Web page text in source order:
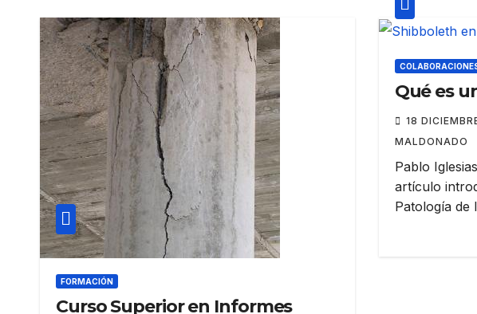
FORMACIÓN
Curso Superior en Informes
Qué es
18
MALDONADO
Pablo
artículo
Patología de